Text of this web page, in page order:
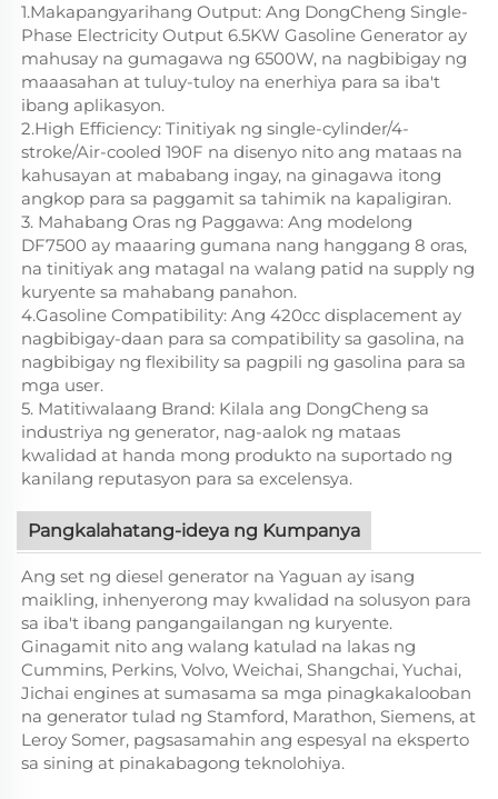
1.Makapangyarihang Output: Ang DongCheng Single-
Phase Electricity Output 6.5KW Gasoline Generator ay
mahusay na gumagawa ng 6500W, na nagbibigay ng
maaasahan at tuluy-tuloy na enerhiya para sa iba't
ibang aplikasyon.
2.High Efficiency: Tinitiyak ng single-cylinder/4-
stroke/Air-cooled 190F na disenyo nito ang mataas na
kahusayan at mababang ingay, na ginagawa itong
angkop para sa paggamit sa tahimik na kapaligiran.
3. Mahabang Oras ng Paggawa: Ang modelong
DF7500 ay maaaring gumana nang hanggang 8 oras,
na tinitiyak ang matagal na walang patid na supply ng
kuryente sa mahabang panahon.
4.Gasoline Compatibility: Ang 420cc displacement ay
nagbibigay-daan para sa compatibility sa gasolina, na
nagbibigay ng flexibility sa pagpili ng gasolina para sa
mga user.
5. Matitiwalaang Brand: Kilala ang DongCheng sa
industriya ng generator, nag-aalok ng mataas
kwalidad at handa mong produkto na suportado ng
kanilang reputasyon para sa excelensya.
Pangkalahatang-ideya ng Kumpanya
Ang set ng diesel generator na Yaguan ay isang
maikling, inhenyerong may kwalidad na solusyon para
sa iba't ibang pangangailangan ng kuryente.
Ginagamit nito ang walang katulad na lakas ng
Cummins, Perkins, Volvo, Weichai, Shangchai, Yuchai,
Jichai engines at sumasama sa mga pinagkakalooban
na generator tulad ng Stamford, Marathon, Siemens, at
Leroy Somer, pagsasamahin ang espesyal na eksperto
sa sining at pinakabagong teknolohiya.